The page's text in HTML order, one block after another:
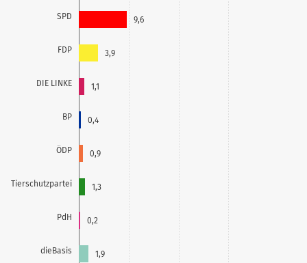
SPD
FDP
DIE LINKE
BP
ÖDP
Tierschutzpartei
PdH
dieBasis
9,6
3,9
1,1
0,4
0,9
1,3
0,2
1,9